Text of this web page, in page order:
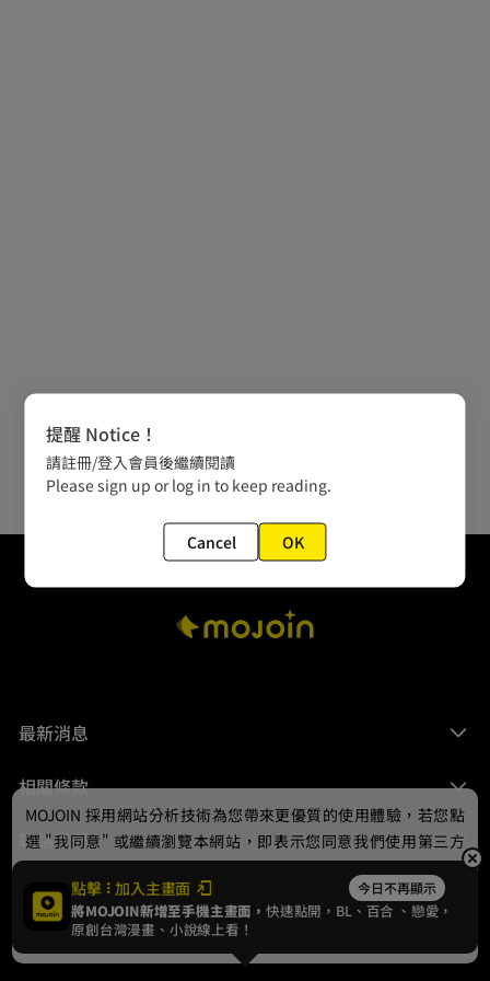
最新消息
相關條款
聯絡我們
© 2024 gamania Digital Entertainment Co., Ltd.
點擊 加入主畫面 今日不再顯示
將MOJOIN新增至手機主畫面，快速點開，BL、 百合 、戀愛，
原創台灣漫畫、小說線上看！
MOJOIN 採用網站分析技術為您帶來更優質的使用體驗，若您點
選 "我同意" 或繼續瀏覽本網站，即表示您同意我們使用第三方
Cookie，欲瞭解更多資訊請見隱私權政策。
我同意
提醒 Notice！
請註冊/登入會員後繼續閱讀
Please sign up or log in to keep reading.
Cancel OK